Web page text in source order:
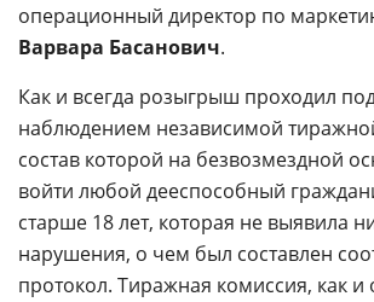
операционный директор по
Варвара Басанович.
Как и всегда розыгрыш проходил
наблюдением независимой
состав которой на безвозмездной
войти любой дееспособный
старше 18 лет, которая не выявила
нарушения, о чем был составлен
протокол. Тиражная комиссия, как